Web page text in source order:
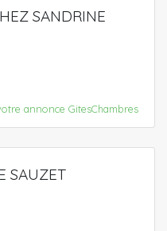
SANDRINE
annonce GitesChambres
SAUZET